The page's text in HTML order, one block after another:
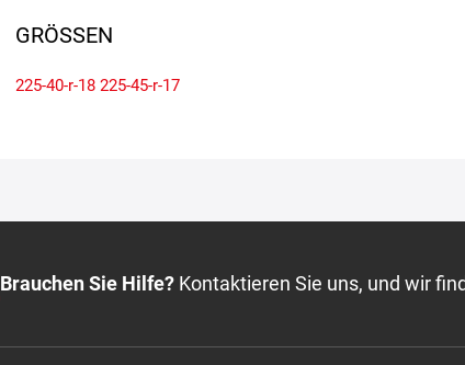
GRÖSSEN
225-40-r-18 225-45-r-17
Brauchen Sie Hilfe? Kontaktieren Sie uns, und wir